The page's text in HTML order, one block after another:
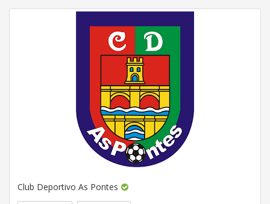
Club Deportivo As Pontes